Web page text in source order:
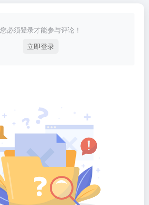
您必须登录才能参与评论！
立即登录